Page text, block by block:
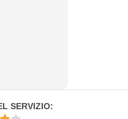
SERVIZIO: